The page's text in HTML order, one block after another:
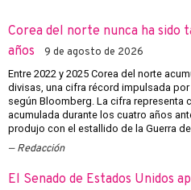
Corea del norte nunca ha
años
9 de agosto de 2026
Entre 2022 y 2025 Corea del norte
divisas, una cifra récord impulsada por
según Bloomberg. La cifra representa
acumulada durante los cuatro años
produjo con el estallido de la Guerra de
Redacción
El Senado de Estados Unidos